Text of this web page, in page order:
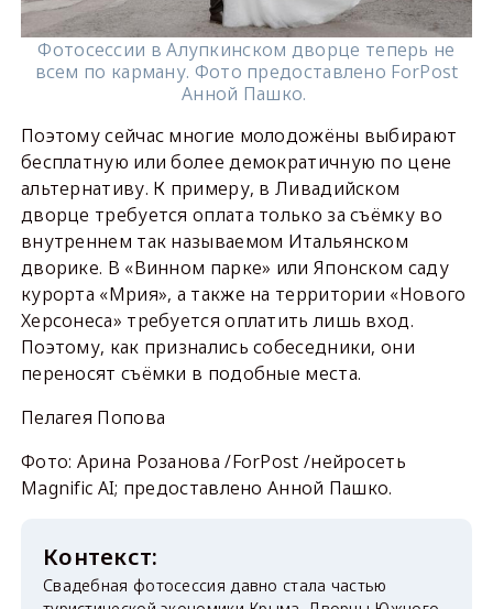
Фотосессии в Алупкинском дворце теперь не
всем по карману. Фото предоставлено ForPost
Анной Пашко.
Поэтому сейчас многие молодожёны выбирают
бесплатную или более демократичную по цене
альтернативу. К примеру, в Ливадийском
дворце требуется оплата только за съёмку во
внутреннем так называемом Итальянском
дворике. В «Винном парке» или Японском саду
курорта «Мрия», а также на территории «Нового
Херсонеса» требуется оплатить лишь вход.
Поэтому, как признались собеседники, они
переносят съёмки в подобные места.
Пелагея Попова
Фото: Арина Розанова /ForPost /нейросеть
Magnific AI; предоставлено Анной Пашко.
Свадебная фотосессия давно стала частью